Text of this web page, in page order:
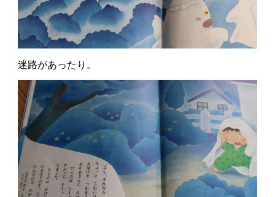
迷路があったり。